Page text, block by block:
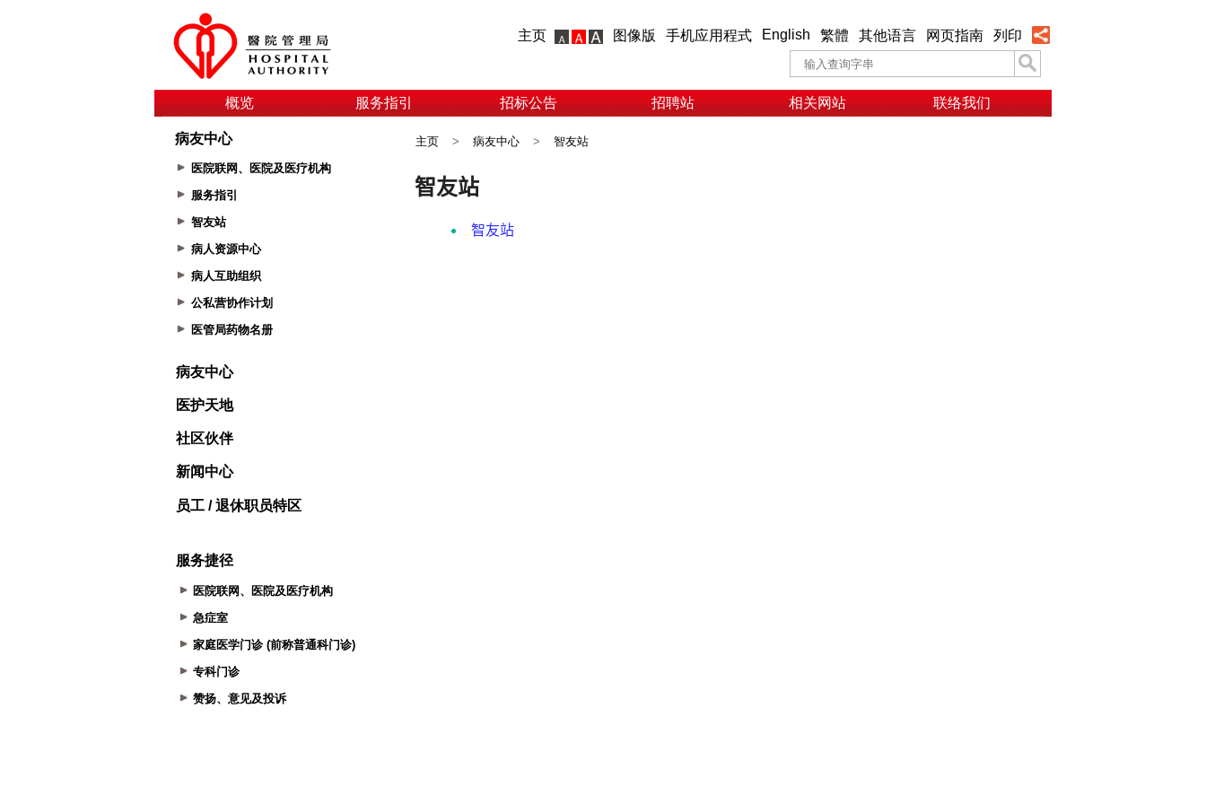
主页 图像版 手机应用程式 English 繁體 其他语言 网页指南 列印
概览 服务指引 招标公告 招聘站 相关网站 联络我们
病友中心
医院联网、医院及医疗机构
服务指引
智友站
病人资源中心
病人互助组织
公私营协作计划
医管局药物名册
病友中心
医护天地
社区伙伴
新闻中心
员工 / 退休职员特区
服务捷径
医院联网、医院及医疗机构
急症室
家庭医学门诊 (前称普通科门诊)
专科门诊
赞扬、意见及投诉
主页 > 病友中心 > 智友站